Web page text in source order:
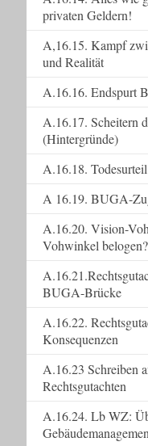
privaten Geldern!
A,16.15. Kampf
und Realität
A.16.16. Endspurt
A.16.17. Scheitern
(Hintergründe)
A.16.18.
A 16.19. BUGA-
A.16.20. Vision-
Vohwinkel belogen?
BUGA-Brücke
A.16.22.
Konsequenzen
A.16.23 Schreiben
Rechtsgutachten
A.16.24. Lb WZ: